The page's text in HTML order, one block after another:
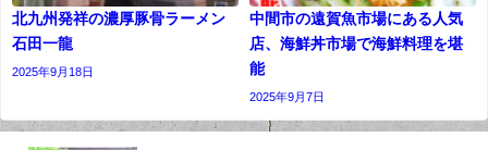
北九州発祥の濃厚豚骨ラーメン
石田一龍
2025年9月18日
中間市の遠賀魚市場にある人気
店、海鮮丼市場で海鮮料理を堪
能
2025年9月7日